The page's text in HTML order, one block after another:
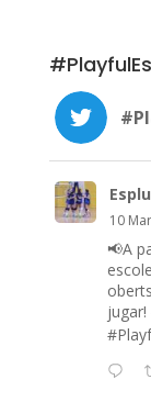
10
📢A
jugar!